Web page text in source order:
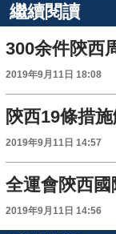
繼續閱讀
2019年9月11日 18:08
陝西19條措
2019年9月11日 14:57
2019年9月11日 14:56